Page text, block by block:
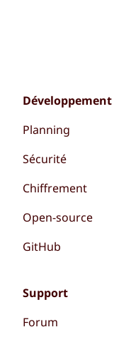
Développement
Planning
Sécurité
Chiffrement
Open-source
GitHub
Support
Forum